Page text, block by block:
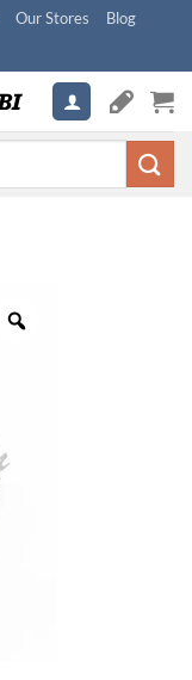
Our Stores
Blog